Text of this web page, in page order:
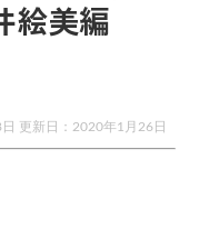
絵美編
更新日： 2020年1月26日